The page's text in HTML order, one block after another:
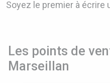
Soyez le premier à écrire
Les points de
Marseillan